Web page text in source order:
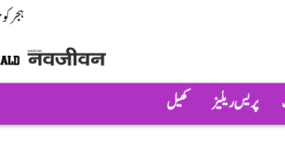
ہجر
پریس ریلیز کھیل